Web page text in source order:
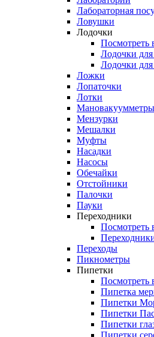
Лабораторная
Ловушки
Лодочки
Посмотреть
Лодочки
Лодочки
Ложки
Лопаточки
Лотки
Мановакуумметры
Мензурки
Мешалки
Муфты
Насадки
Насосы
Обечайки
Отстойники
Палочки
Пауки
Переходники
Посмотреть
Переходы
Пикнометры
Пипетки
Посмотреть
Пипетка
Пипетки
Пипетки
Пипетки
Пипетки